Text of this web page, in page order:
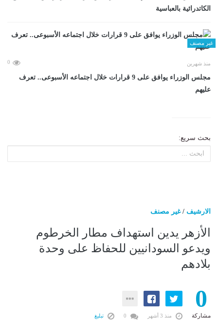
الكاتدرائية بالعباسية
غير مصنف
منذ شهرين 0
مجلس الوزراء يوافق على 9 قرارات خلال اجتماعه الأسبوعى.. تعرف
عليهم
بحث سريع:
الارشيف /غير مصنف
الأزهر يدين استهداف مطار الخرطوم
ويدعو السودانيين للحفاظ على وحدة
بلادهم
0
مشاركة منذ 3 أشهر تبليغ